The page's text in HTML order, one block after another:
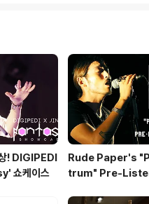
ㅋㅋ 일부러 줄이기 위해 뜨거
요 ㅋ 그렇게 20분을 쉐킷쉐킷 하
송해져서 나왔어요. 어디 한 번 볼
꼭 뒤집어서 바지 밑단이 하늘로
해요. 늘어남을 방지하기 위해서
..
! DIGIPEDI
쇼케이스
Rude Paper's
trum" Pre-